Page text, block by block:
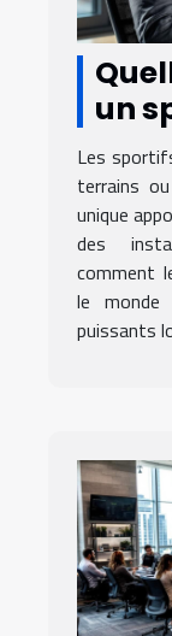
un
à
Les
terrains
unique
des
comment
le monde
puissants